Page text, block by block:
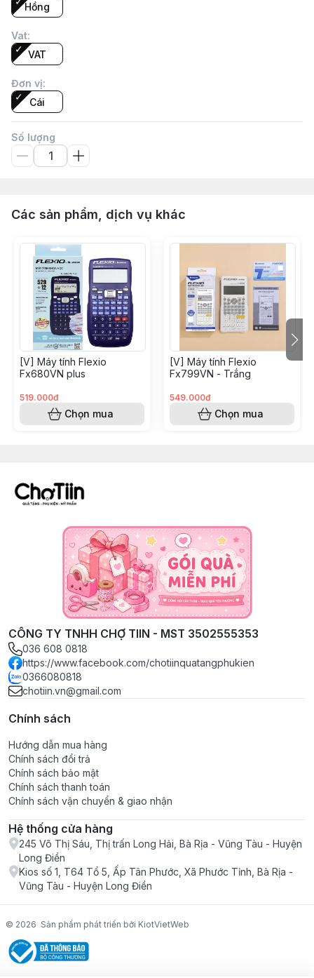
Hồng
Vat:
VAT
Đơn vị:
Cái
Số lượng
Các sản phẩm, dịch vụ khác
[V] Máy tính Flexio
Fx680VN plus
519.000đ
Chọn mua
[V] Máy tính Flexio
Fx799VN - Trắng
549.000đ
Chọn mua
CÔNG TY TNHH CHỢ TIIN - MST 3502555353
036 608 0818
https://www.facebook.com/chotiinquatangphukien
0366080818
chotiin.vn@gmail.com
Chính sách
Hướng dẫn mua hàng
Chính sách đổi trả
Chính sách bảo mật
Chính sách thanh toán
Chính sách vận chuyển & giao nhận
Hệ thống cửa hàng
245 Võ Thị Sáu, Thị trấn Long Hải, Bà Rịa - Vũng Tàu - Huyện
Long Điền
Kios số 1, T64 Tổ 5, Ấp Tân Phước, Xã Phước Tỉnh, Bà Rịa -
Vũng Tàu - Huyện Long Điền
© 2026 Sản phẩm phát triển bởi KiotVietWeb